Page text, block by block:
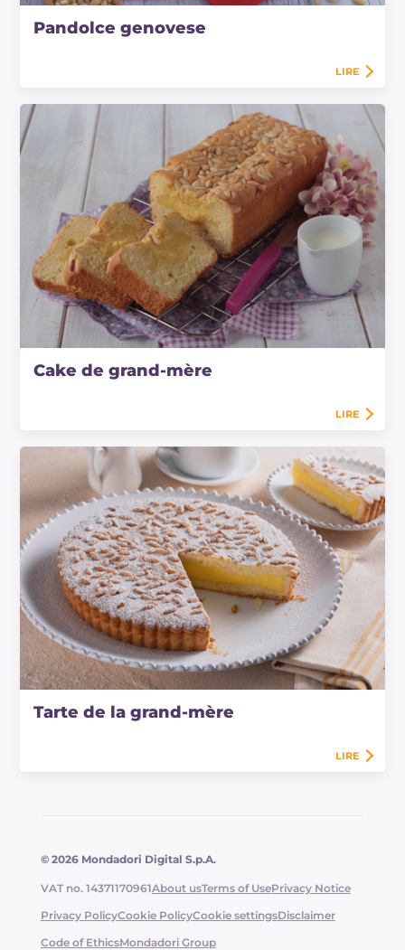
Pandolce genovese
LIRE
Cake de grand-mère
LIRE
Tarte de la grand-mère
LIRE
© 2026 Mondadori Digital S.p.A.
VAT no. 14371170961About usTerms of UsePrivacy Notice
Privacy PolicyCookie PolicyCookie settingsDisclaimer
Code of EthicsMondadori Group